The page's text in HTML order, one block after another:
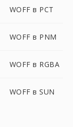
WOFF в PCT
WOFF в PNM
WOFF в RGBA
WOFF в SUN